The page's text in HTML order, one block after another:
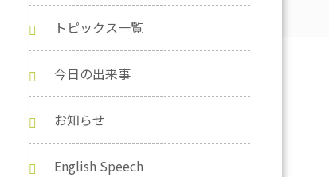
トピックス一覧
今日の出来事
お知らせ
English Speech